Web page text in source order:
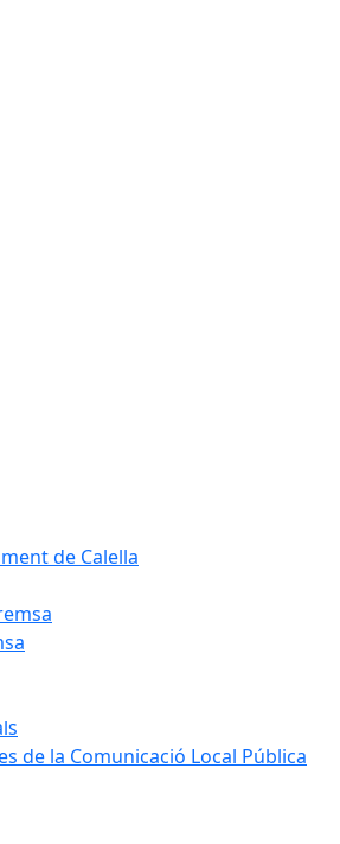
de Calella
de la Comunicació Local Pública